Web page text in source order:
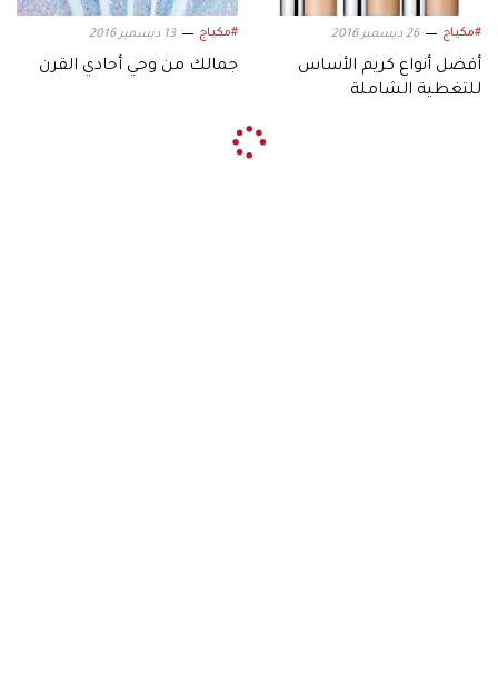
#مكياج 26 ديسمبر 2016
أفضل أنواع كريم الأساس
للتغطية الشاملة
#مكياج 13 ديسمبر 2016
جمالك من وحي أحادي القرن